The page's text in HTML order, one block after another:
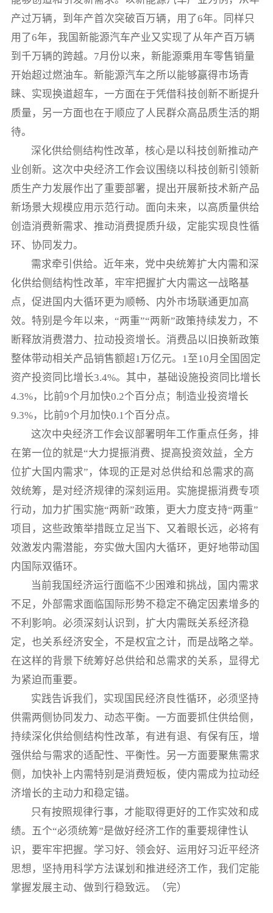
产过万辆，到年产首次突破百万辆，用了6年。同样只
用了6年，我国新能源汽车产业又实现了从年产百万辆
到千万辆的跨越。7月份以来，新能源乘用车零售销量
开始超过燃油车。新能源汽车之所以能够赢得市场青
睐、实现换道超车，一方面在于凭借科技创新不断提升
质量，另一方面也在于顺应了人民群众高品质生活的期
待。
深化供给侧结构性改革，核心是以科技创新推动产
业创新。这次中央经济工作会议围绕以科技创新引领新
质生产力发展作出了重要部署，提出开展新技术新产品
新场景大规模应用示范行动。面向未来，以高质量供给
创造消费新需求、推动消费提质升级，定能实现良性循
环、协同发力。
需求牵引供给。近年来，党中央统筹扩大内需和深
化供给侧结构性改革，牢牢把握扩大内需这一战略基
点，促进国内大循环更为顺畅、内外市场联通更加高
效。特别是今年以来，“两重”“两新”政策持续发力，不
断释放消费潜力、拉动投资增长。消费品以旧换新政策
整体带动相关产品销售额超1万亿元。1至10月全国固定
资产投资同比增长3.4%。其中，基础设施投资同比增长
4.3%，比前9个月加快0.2个百分点；制造业投资增长
9.3%，比前9个月加快0.1个百分点。
这次中央经济工作会议部署明年工作重点任务，排
在第一位的就是“大力提振消费、提高投资效益，全方
位扩大国内需求”，体现的正是对总供给和总需求的高
效统筹，是对经济规律的深刻运用。实施提振消费专项
行动，加力扩围实施“两新”政策，更大力度支持“两重”
项目，这些政策举措既立足当下、又着眼长远，必将有
效激发内需潜能，夯实做大国内大循环，更好地带动国
内国际双循环。
当前我国经济运行面临不少困难和挑战，国内需求
不足，外部需求面临国际形势不稳定不确定因素增多的
不利影响。必须深刻认识到，扩大内需既关系经济稳
定，也关系经济安全，不是权宜之计，而是战略之举。
在这样的背景下统筹好总供给和总需求的关系，显得尤
为紧迫而重要。
实践告诉我们，实现国民经济良性循环，必须坚持
供需两侧协同发力、动态平衡。一方面要抓住供给侧，
持续深化供给侧结构性改革，有进有退、有保有压，增
强供给与需求的适配性、平衡性。另一方面要聚焦需求
侧，加快补上内需特别是消费短板，使内需成为拉动经
济增长的主动力和稳定锚。
只有按照规律行事，才能取得更好的工作实效和成
绩。五个“必须统筹”是做好经济工作的重要规律性认
识，要牢牢把握。学习好、领会好、运用好习近平经济
思想，坚持用科学方法谋划和推进经济工作，我们定能
掌握发展主动、做到行稳致远。（完）